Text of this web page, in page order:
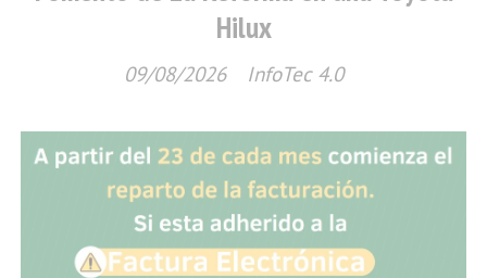
Hilux
InfoTec 4.0
09/08/2026